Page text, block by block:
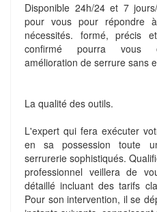
Disponible 24h/24 et 7
pour vous pour répondre
nécessités. formé, précis
confirmé pourra vous
amélioration de serrure sans
La qualité des outils.
L'expert qui fera exécuter
en sa possession toute
serrurerie sophistiqués.
professionnel veillera de
détaillé incluant des tarifs
Pour son intervention, il se